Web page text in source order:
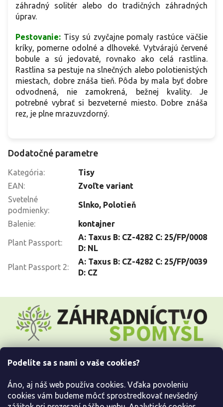
Podelíte sa s nami o vaše cookies?
Áno, aj náš web používa cookies. Vďaka povoleniu
cookies vám budeme môcť sprostredkovať nevšedný
záhradný solitér alebo do tradičných záhradných
úprav.
Pestovanie: Tisy sú zvyčajne pomaly rastúce väčšie
kríky, pomerne odolné a dlhoveké. Vytvárajú červené
bobule a sú jedovaté, rovnako ako celá rastlina.
Rastlina sa pestuje na slnečných alebo polotienistých
miestach, dobre znáša tieň. Pôda by mala byť dobre
odvodnená, nie zamokrená, bežnej kvality. Je
potrebné vybrať si bezveterné miesto. Dobre znáša
rez, je plne mrazuvzdorný.
Dodatočné parametre
Kategória:
Tisy
EAN:
Zvoľte variant
Svetelné
podmienky:
Slnko, Polotieň
Balenie: kontajner
Plant Passport:
A: Taxus B: CZ-4282 C: 25/FP/0008
D: NL
Plant Passport 2:
A: Taxus B: CZ-4282 C: 25/FP/0039
D: CZ
t
Informácie pre Vás